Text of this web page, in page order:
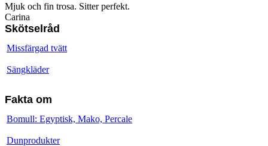
Mjuk och fin trosa. Sitter perfekt.
Carina
Skötselråd
Missfärgad tvätt
Sängkläder
Fakta om
Bomull: Egyptisk, Mako, Percale
Dunprodukter